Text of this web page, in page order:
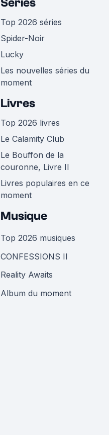
Séries
Top 2026 séries
Spider-Noir
Lucky
Les nouvelles séries du
moment
Livres
Top 2026 livres
Le Calamity Club
Le Bouffon de la
couronne, Livre II
Livres populaires en ce
moment
Musique
Top 2026 musiques
CONFESSIONS II
Reality Awaits
Album du moment